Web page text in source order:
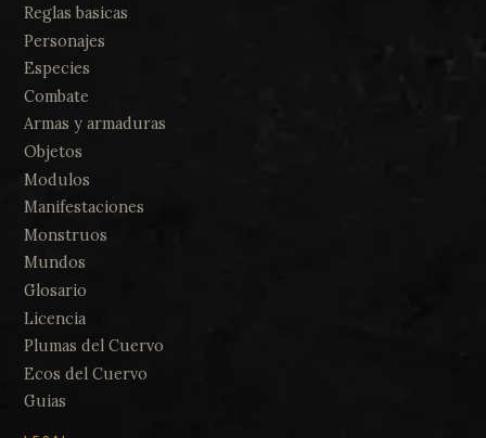
Reglas basicas
Personajes
Especies
Combate
Armas y armaduras
Objetos
Modulos
Manifestaciones
Monstruos
Mundos
Glosario
Licencia
Plumas del Cuervo
Ecos del Cuervo
Guias